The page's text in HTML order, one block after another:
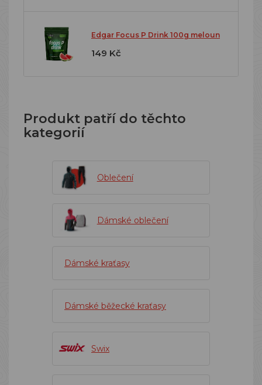
Edgar Focus P Drink 100g meloun
149 Kč
Produkt patří do těchto
kategorií
Oblečení
Dámské oblečení
Dámské kraťasy
Dámské běžecké kraťasy
Swix